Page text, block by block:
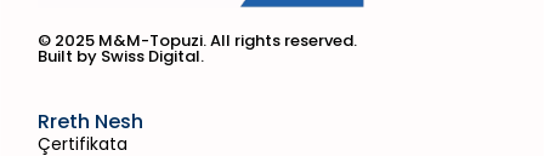
© 2025 M&M-Topuzi. All rights reserved.
Built by Swiss Digital.
Rreth Nesh
Çertifikata